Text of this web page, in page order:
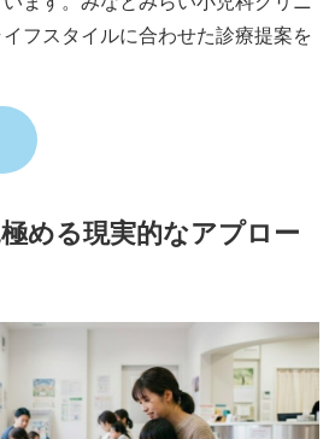
フスタイルに合わせた診療提案を
める現実的なアプロー